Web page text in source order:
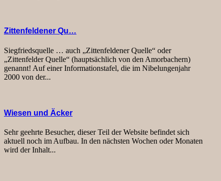
Zittenfeldener Qu…
Siegfriedsquelle … auch „Zittenfeldener Quelle“ oder
„Zittenfelder Quelle“ (hauptsächlich von den Amorbachern)
genannt! Auf einer Informationstafel, die im Nibelungenjahr
2000 von der...
Wiesen und Äcker
Sehr geehrte Besucher, dieser Teil der Website befindet sich
aktuell noch im Aufbau. In den nächsten Wochen oder Monaten
wird der Inhalt...